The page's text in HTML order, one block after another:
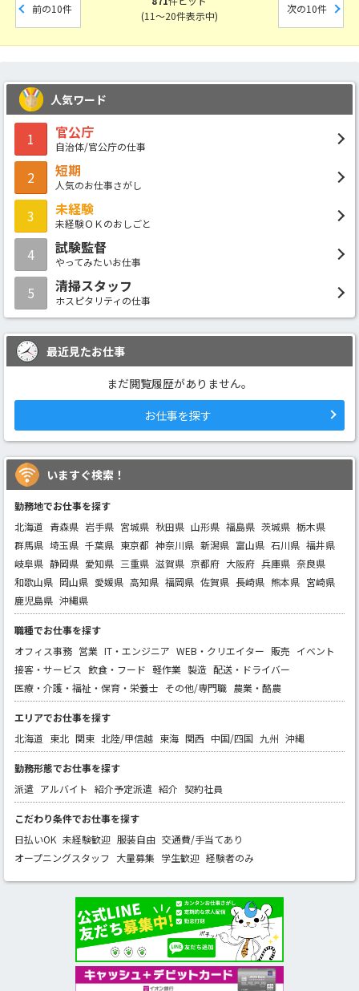
前の10件
(11～20件表示中)
次の10件
人気ワード
1 官公庁
自治体/官公庁の仕事
2 短期
人気のお仕事さがし
3 未経験
未経験ＯＫのおしごと
4 試験監督
やってみたいお仕事
5 清掃スタッフ
ホスピタリティの仕事
最近見たお仕事
まだ閲覧履歴がありません。
お仕事を探す
いますぐ検索！
勤務地でお仕事を探す
北海道 青森県 岩手県 宮城県 秋田県 山形県 福島県 茨城県 栃木県
群馬県 埼玉県 千葉県 東京都 神奈川県 新潟県 富山県 石川県 福井県
岐阜県 静岡県 愛知県 三重県 滋賀県 京都府 大阪府 兵庫県 奈良県
和歌山県 岡山県 愛媛県 高知県 福岡県 佐賀県 長崎県 熊本県 宮崎県
鹿児島県 沖縄県
職種でお仕事を探す
オフィス事務 営業 IT・エンジニア WEB・クリエイター 販売 イベント
接客・サービス 飲食・フード 軽作業 製造 配送・ドライバー
医療・介護・福祉・保育・栄養士 その他/専門職 農業・酪農
エリアでお仕事を探す
北海道 東北 関東 北陸/甲信越 東海 関西 中国/四国 九州 沖縄
勤務形態でお仕事を探す
派遣 アルバイト 紹介予定派遣 紹介 契約社員
こだわり条件でお仕事を探す
日払いOK 未経験歓迎 服装自由 交通費/手当てあり
オープニングスタッフ 大量募集 学生歓迎 経験者のみ